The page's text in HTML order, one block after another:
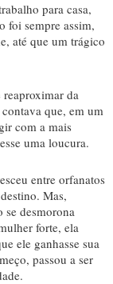
para casa,
foi sempre assim,
até que um trágico
da
que, em um
com a mais
uma loucura.
entre orfanatos
Mas,
se desmorona
forte, ela
ele ganhasse sua
passou a ser